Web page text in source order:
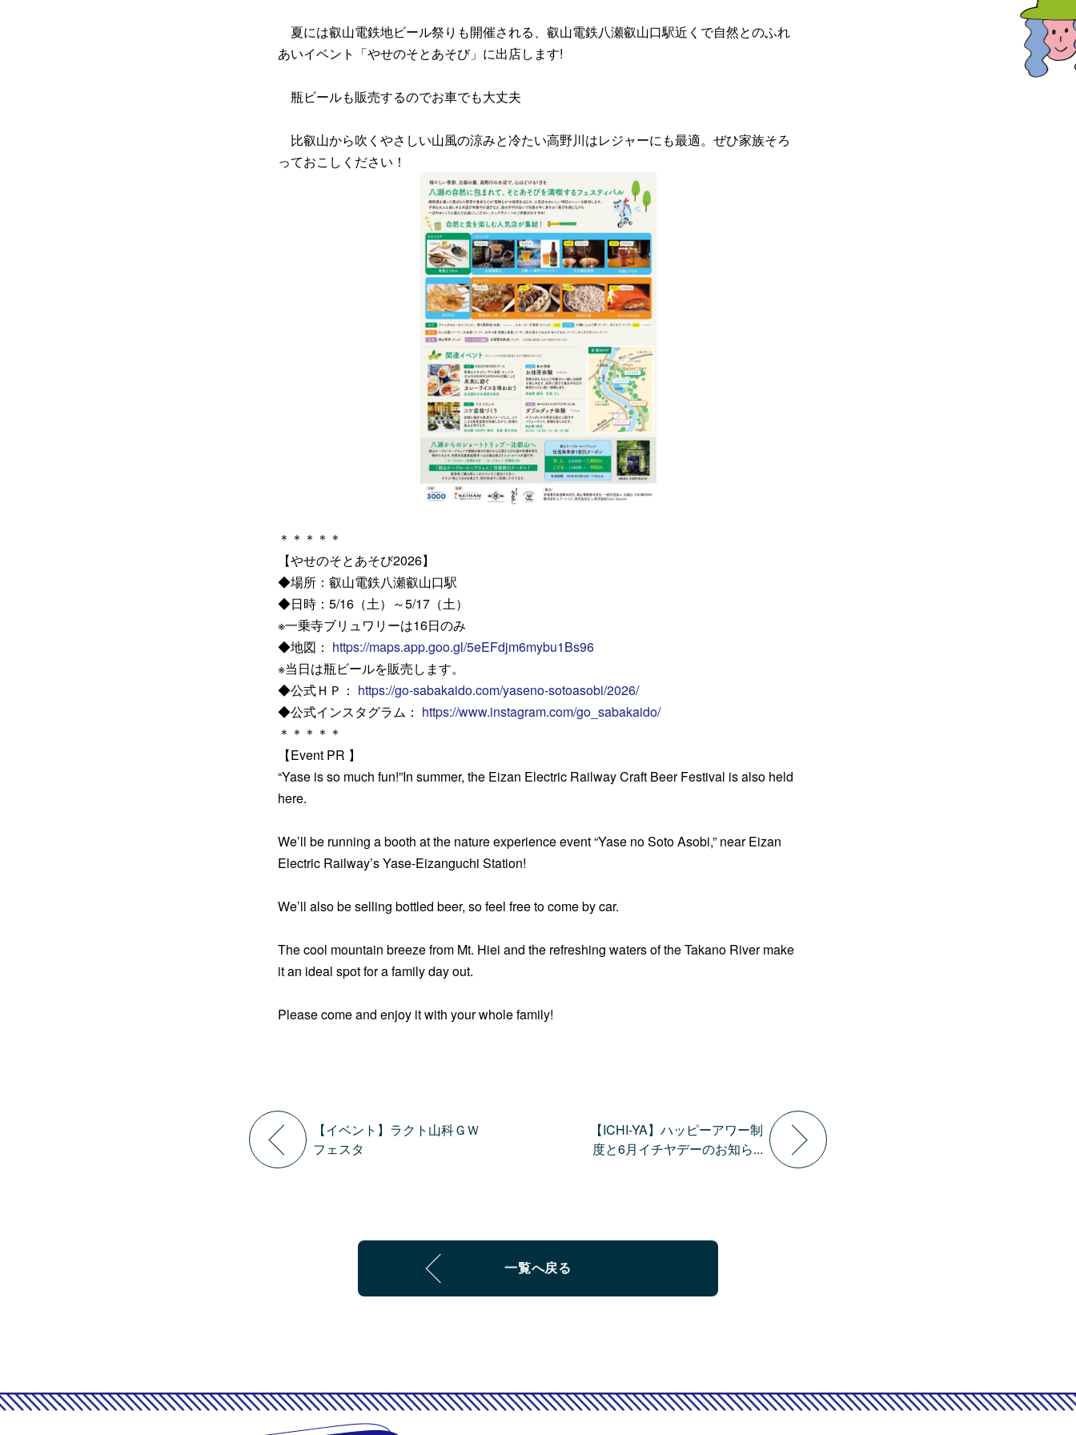
夏には叡山電鉄地ビール祭りも開催される、叡山電鉄八瀬叡山口駅近くで自然とのふれ
あいイベント「やせのそとあそび」に出店します!
瓶ビールも販売するのでお車でも大丈夫
比叡山から吹くやさしい山風の涼みと冷たい高野川はレジャーにも最適。ぜひ家族そろ
っておこしください！
＊＊＊＊＊
【やせのそとあそび2026】
◆場所：叡山電鉄八瀬叡山口駅
◆日時：5/16（土）～5/17（土）
※一乗寺ブリュワリーは16日のみ
◆地図： https://maps.app.goo.gl/5eEFdjm6mybu1Bs96
※当日は瓶ビールを販売します。
◆公式ＨＰ： https://go-sabakaido.com/yaseno-sotoasobi/2026/
◆公式インスタグラム： https://www.instagram.com/go_sabakaido/
＊＊＊＊＊
【Event PR 】
“Yase is so much fun!”In summer, the Eizan Electric Railway Craft Beer Festival is also held
here.
We’ll be running a booth at the nature experience event “Yase no Soto Asobi,” near Eizan
Electric Railway’s Yase-Eizanguchi Station!
We’ll also be selling bottled beer, so feel free to come by car.
The cool mountain breeze from Mt. Hiei and the refreshing waters of the Takano River make
it an ideal spot for a family day out.
Please come and enjoy it with your whole family!
【イベント】ラクト山科ＧＷ
フェスタ
【ICHI-YA】ハッピーアワー制
度と6月イチヤデーのお知ら...
一覧へ戻る